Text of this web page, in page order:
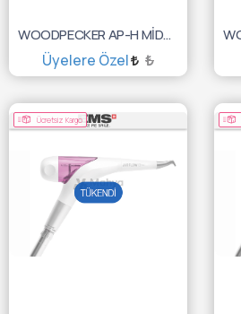
WOODPECKER AP-H MİDWEST AİR POLİSHER CİHAZI
Üyelere Özel ₺
TÜKENDİ :(
Ücretsiz Kargo